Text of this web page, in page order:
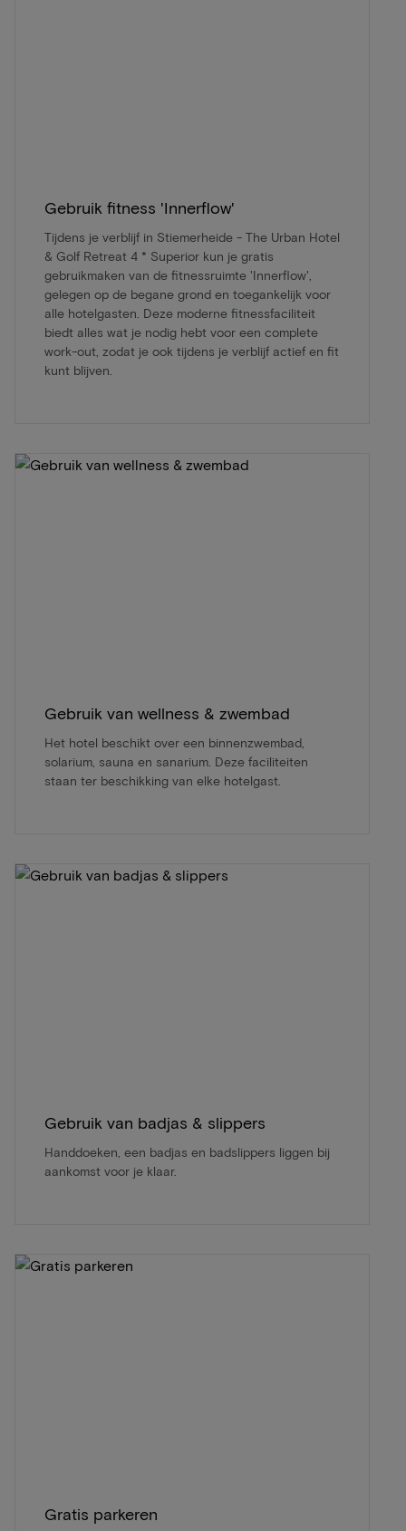
Gebruik fitness 'Innerflow'
Tijdens je verblijf in Stiemerheide - The Urban Hotel
& Golf Retreat 4 * Superior kun je gratis
gebruikmaken van de fitnessruimte 'Innerflow',
gelegen op de begane grond en toegankelijk voor
alle hotelgasten. Deze moderne fitnessfaciliteit
biedt alles wat je nodig hebt voor een complete
work-out, zodat je ook tijdens je verblijf actief en fit
kunt blijven.
Gebruik van wellness & zwembad
Het hotel beschikt over een binnenzwembad,
solarium, sauna en sanarium. Deze faciliteiten
staan ter beschikking van elke hotelgast.
Gebruik van badjas & slippers
Handdoeken, een badjas en badslippers liggen bij
aankomst voor je klaar.
Gratis parkeren